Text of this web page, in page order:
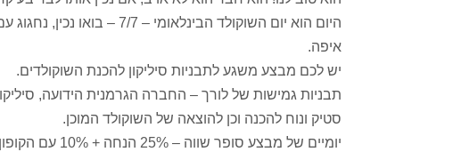
היום הוא יום השוקולד
איפה.
יש לכם מבצע משגע לתבניות סיליקון להכנת השוקולדים.
תבניות גמישות של לורך – החברה הגרמנית הידועה, סיליקון
סטיק ונוח להכנה וכן להוצאה של השוקולד המוכן.
יומיים של מבצע סופר שווה – 25% הנחה + 10% עם הקופון AS10 – כך שיש לכם 35% הנחה על התבניות.